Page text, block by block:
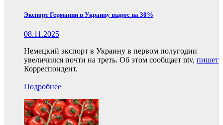
Экспорт Германии в Украину вырос на 30%
08.11.2025
Немецкий экспорт в Украину в первом полугодии
увеличился почти на треть. Об этом сообщает ntv, пишет
Корреспондент.
Подробнее